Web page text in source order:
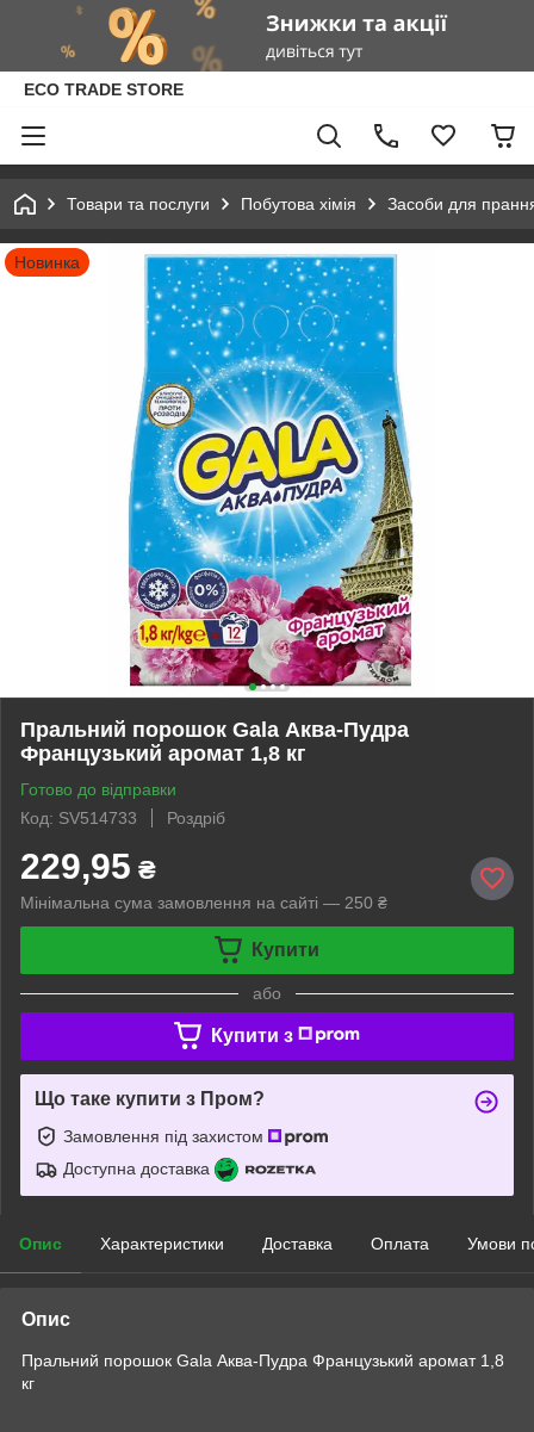
ECO TRADE STORE
Товари та послуги Побутова хімія Засоби для
Новинка
Пральний порошок Gala Аква-Пудра
Французький аромат 1,8 кг
Готово до відправки
Код: SV514733
Роздріб
229,95 ₴
Мінімальна сума замовлення на сайті — 250 ₴
Купити
або
Купити з
Що таке купити з Пром?
Замовлення під захистом
Доступна доставка
Опис Характеристики Доставка Оплата Умови
Опис
Пральний порошок Gala Аква-Пудра Французький аромат 1,8
кг